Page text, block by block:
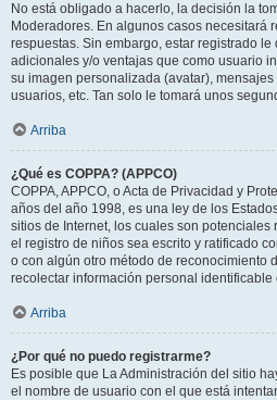
No está obligado a hacerlo, la decisión la
Moderadores. En algunos casos necesitará
respuestas. Sin embargo, estar registrado
adicionales y/o ventajas que como usuario
su imagen personalizada (avatar),
usuarios, etc. Tan solo le tomará unos
Arriba
¿Qué es COPPA? (APPCO)
COPPA, APPCO, o Acta de Privacidad y
años del año 1998, es una ley de los
sitios de Internet, los cuales son potenciales
el registro de niños sea escrito y ratificado
o con algún otro método de reconocimiento
recolectar información personal
Arriba
¿Por qué no puedo registrarme?
Es posible que La Administración del sitio
el nombre de usuario con el que está